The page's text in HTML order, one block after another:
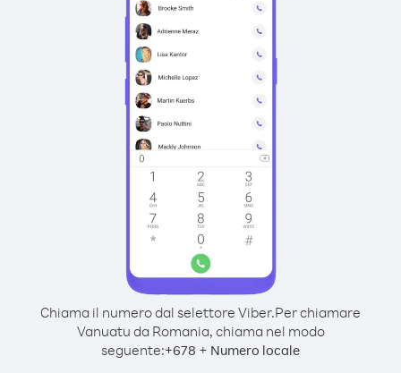
Chiama il numero dal selettore Viber.Per chiamare
Vanuatu da Romania, chiama nel modo
seguente:+678 + Numero locale